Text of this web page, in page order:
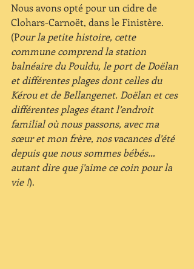
Nous avons opté pour un cidre de
Clohars-Carnoët, dans le Finistère.
(Pour la petite histoire, cette
commune comprend la station
balnéaire du Pouldu, le port de Doëlan
et différentes plages dont celles du
Kérou et de Bellangenet. Doëlan et ces
différentes plages étant l’endroit
familial où nous passons, avec ma
sœur et mon frère, nos vacances d’été
depuis que nous sommes bébés…
autant dire que j’aime ce coin pour la
vie !).